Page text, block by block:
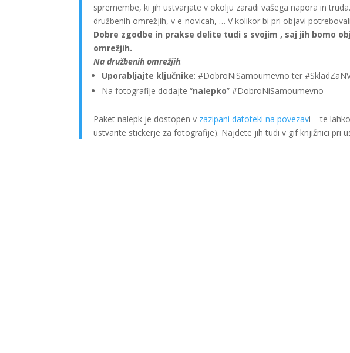
spremembe, ki jih ustvarjate v okolju zaradi vašega napora in
družbenih omrežjih, v e-novicah, … V kolikor bi pri objavi
Dobre zgodbe in prakse delite tudi s svojim , saj jih bomo
omrežjih.
Na družbenih omrežjih:
Uporabljajte ključnike: #DobroNiSamoumevno ter
Na fotografije dodajte “nalepko” #DobroNiSamoumevno
Paket nalepk je dostopen v zazipani datoteki na povezavi – te
ustvarite stickerje za fotografije). Najdete jih tudi v gif knjižnici pri